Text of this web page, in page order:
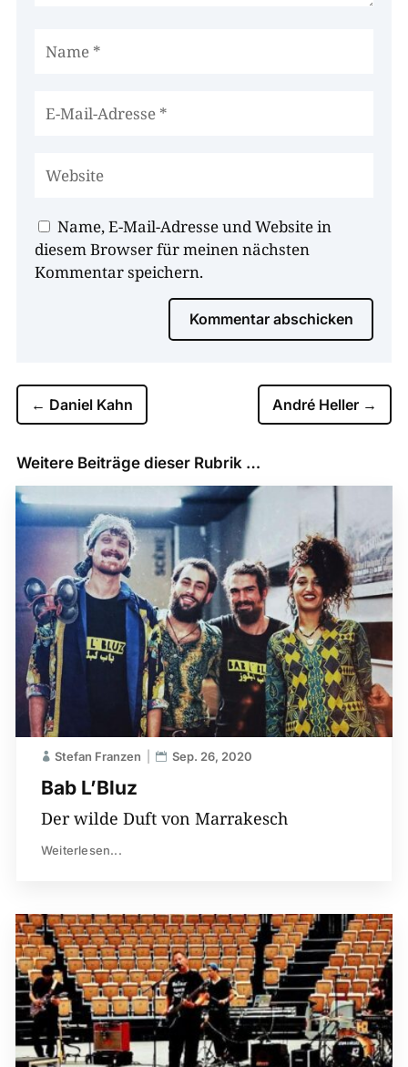
Name, E-Mail-Adresse und Website in
diesem Browser für meinen nächsten
Kommentar speichern.
Kommentar abschicken
← Daniel Kahn André Heller →
Weitere Beiträge dieser Rubrik …
Bab L’Bluz
Stefan Franzen Sep. 26, 2020
Der wilde Duft von Marrakesch
Weiterlesen...